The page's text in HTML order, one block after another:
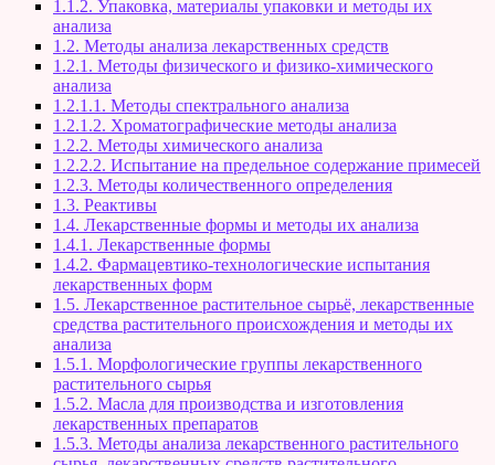
1.1.2. Упаковка, материалы упаковки и методы их
анализа
1.2. Методы анализа лекарственных средств
1.2.1. Методы физического и физико-химического
анализа
1.2.1.1. Методы спектрального анализа
1.2.1.2. Хроматографические методы анализа
1.2.2. Методы химического анализа
1.2.2.2. Испытание на предельное содержание примесей
1.2.3. Методы количественного определения
1.3. Реактивы
1.4. Лекарственные формы и методы их анализа
1.4.1. Лекарственные формы
1.4.2. Фармацевтико-технологические испытания
лекарственных форм
1.5. Лекарственное растительное сырьё, лекарственные
средства растительного происхождения и методы их
анализа
1.5.1. Морфологические группы лекарственного
растительного сырья
1.5.2. Масла для производства и изготовления
лекарственных препаратов
1.5.3. Методы анализа лекарственного растительного